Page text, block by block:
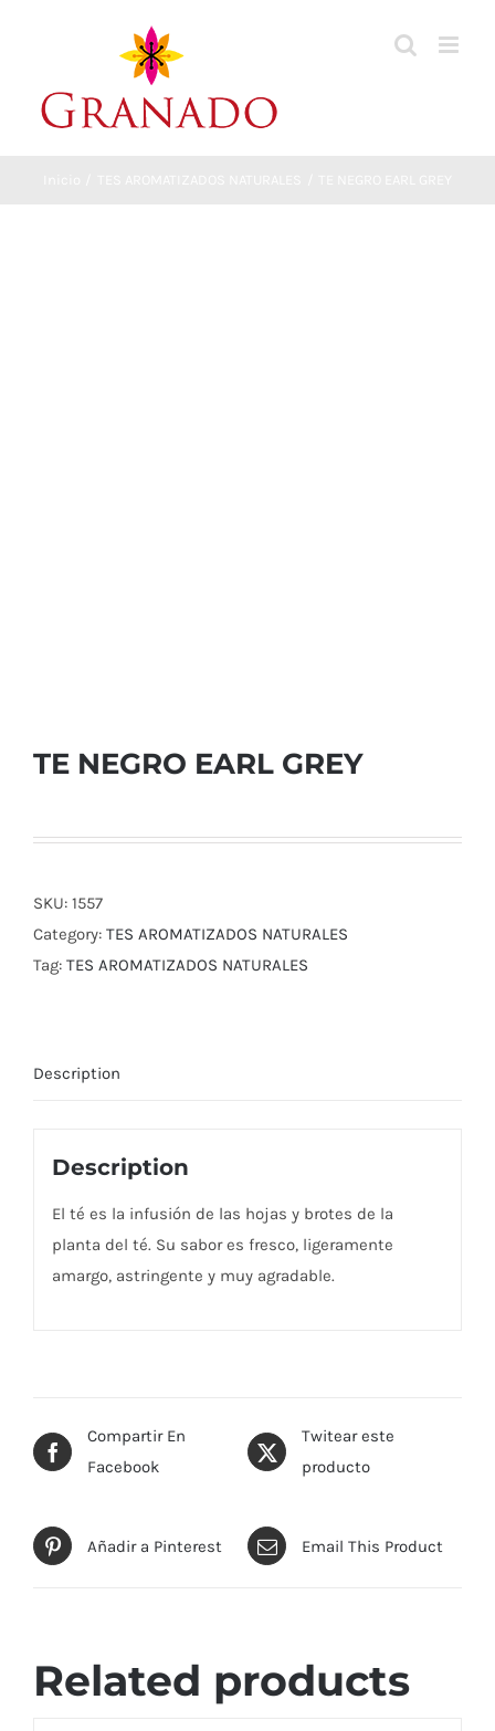
TE NEGRO EARL GREY
SKU: 1557
Category: TES AROMATIZADOS NATURALES
Tag: TES AROMATIZADOS NATURALES
Description
Description
El té es la infusión de las hojas y brotes de la
planta del té. Su sabor es fresco, ligeramente
amargo, astringente y muy agradable.
Compartir En
Facebook
Twitear este
producto
Añadir a Pinterest Email This Product
Related products